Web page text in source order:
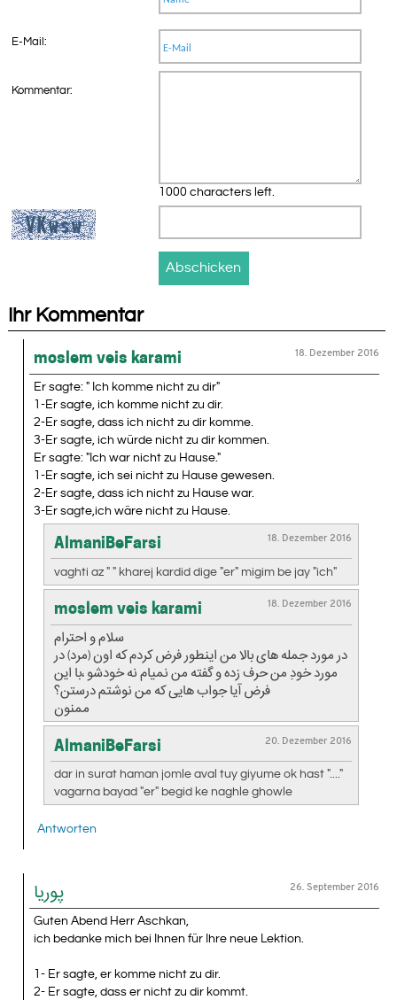
E-Mail:
Kommentar:
1000 characters left.
Ihr Kommentar
moslem veis karami 18. Dezember 2016
Er sagte: " Ich komme nicht zu dir"
1-Er sagte, ich komme nicht zu dir.
2-Er sagte, dass ich nicht zu dir komme.
3-Er sagte, ich würde nicht zu dir kommen.
Er sagte: "Ich war nicht zu Hause."
1-Er sagte, ich sei nicht zu Hause gewesen.
2-Er sagte, dass ich nicht zu Hause war.
3-Er sagte,ich wäre nicht zu Hause.
AlmaniBeFarsi 18. Dezember 2016
vaghti az " " kharej kardid dige "er" migim be jay "ich"
moslem veis karami 18. Dezember 2016
سلام و احترام
در مورد جمله های بالا من اینطور فرض کردم که اون (مرد) در
مورد خودِ من حرف زده و گفته من نمیام نه خودشو ،با این
فرض آیا جواب هایی که من نوشتم درستن؟
ممنون
AlmaniBeFarsi 20. Dezember 2016
dar in surat haman jomle aval tuy giyume ok hast "...."
vagarna bayad "er" begid ke naghle ghowle
Antworten
پوریا 26. September 2016
Guten Abend Herr Aschkan,
ich bedanke mich bei Ihnen für Ihre neue Lektion.
1- Er sagte, er komme nicht zu dir.
2- Er sagte, dass er nicht zu dir kommt.